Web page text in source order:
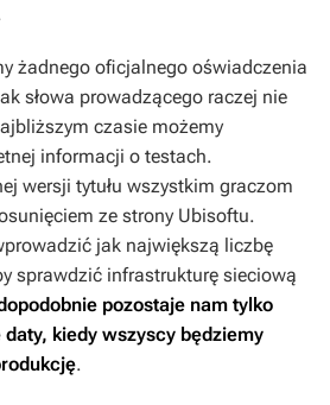
żadnego oficjalnego oświadczenia
słowa prowadzącego raczej nie
czasie możemy
informacji o testach.
wersji tytułu wszystkim graczom
ze strony Ubisoftu.
jak największą liczbę
sprawdzić infrastrukturę sieciową
pozostaje nam tylko
daty, kiedy wszyscy będziemy
.